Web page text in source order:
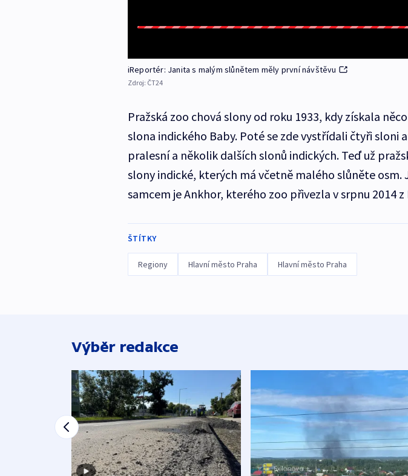
iReportér: Janita s malým slůnětem měly první návštěvu
Zdroj: ČT24
Pražská zoo chová slony od roku 1933, kdy získala
slona indického Baby. Poté se zde vystřídali čtyři sloni
pralesní a několik dalších slonů indických. Teď už
slony indické, kterých má včetně malého slůněte osm.
samcem je Ankhor, kterého zoo přivezla v srpnu 2014
ŠTÍTKY
Regiony Hlavní město Praha Hlavní město Praha
Výběr redakce